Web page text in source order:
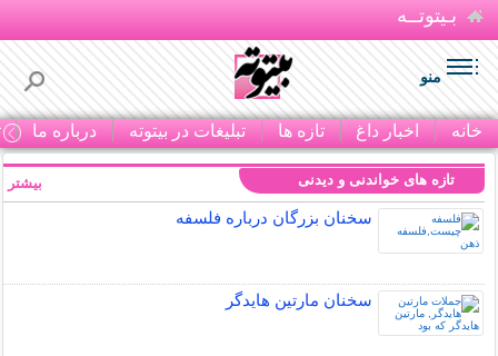
بـیتوتــه
منو
خانه اخبار داغ تازه ها تبلیغات در بیتوته درباره ما
تازه های خواندنی و دیدنی
سخنان بزرگان درباره فلسفه
سخنان مارتین هایدگر
بیشتر